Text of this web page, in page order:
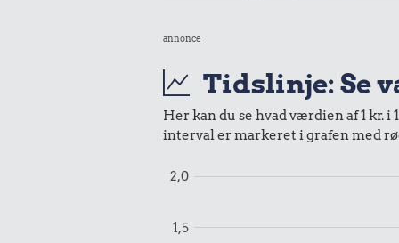
Oldmoney. Priser i datidskroner er
annonce
Tidslinje: Se
Her kan du se hvad værdien af 1 kr.
interval er markeret i grafen med
1,5
2,0